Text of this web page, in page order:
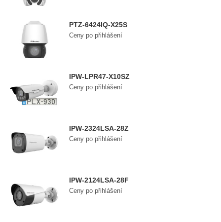
PTZ-6424IQ-X25S
Ceny po přihlášení
IPW-LPR47-X10SZ
Ceny po přihlášení
IPW-2324LSA-28Z
Ceny po přihlášení
IPW-2124LSA-28F
Ceny po přihlášení